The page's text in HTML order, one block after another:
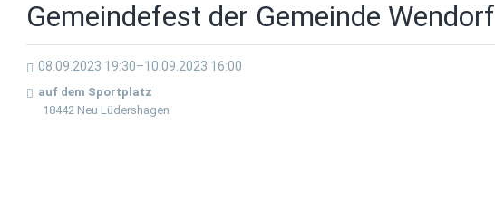
Gemeindefest der Gemeinde Wendorf
08.09.2023 19:30–10.09.2023 16:00
auf dem Sportplatz
18442 Neu Lüdershagen